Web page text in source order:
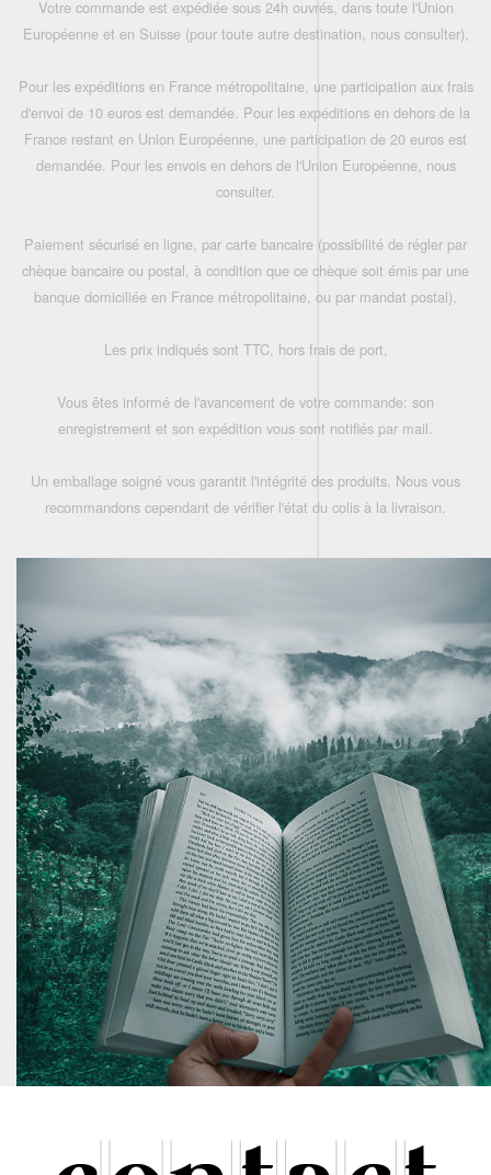
Votre commande est expédiée sous 24h ouvrés, dans toute l'Union
Européenne et en Suisse (pour toute autre destination, nous consulter),
Pour les expéditions en France métropolitaine, une participation aux frais
d'envoi de 10 euros est demandée. Pour les expéditions en dehors de la
France restant en Union Européenne, une participation de 20 euros est
demandée. Pour les envois en dehors de l'Union Européenne, nous
consulter.
Paiement sécurisé en ligne, par carte bancaire (possibilité de régler par
chèque bancaire ou postal, à condition que ce chèque soit émis par une
banque domiciliée en France métropolitaine, ou par mandat postal),
Les prix indiqués sont TTC, hors frais de port,
Vous êtes informé de l'avancement de votre commande: son
enregistrement et son expédition vous sont notifiés par mail.
Un emballage soigné vous garantit l'intégrité des produits. Nous vous
recommandons cependant de vérifier l'état du colis à la livraison.